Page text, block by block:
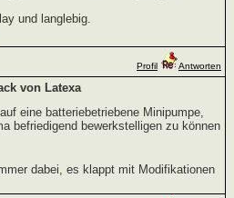
und langlebig.
Profil Antworten
von Latexa
eine batteriebetriebene Minipumpe,
befriedigend bewerkstelligen zu können
dabei, es klappt mit Modifikationen